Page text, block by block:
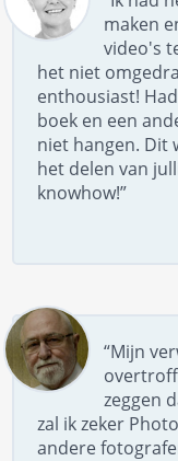
maken
video's
het niet
enthousiast!
boek en een
niet hangen. Dit
het delen van
knowhow!”
“Mijn
zeggen
zal ik zeker
andere